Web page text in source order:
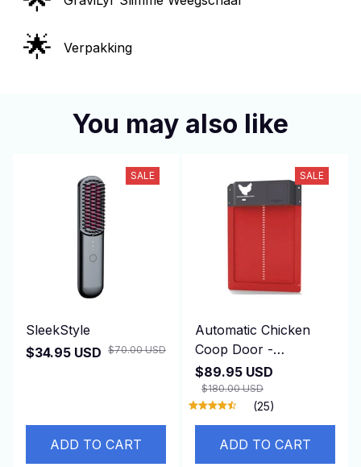
🌟
You may also like
$34.95 USD
ADD TO CART
Coop Door -
DuskiDeni
$89.95 USD
$180.00 USD
(25)
ADD TO CART